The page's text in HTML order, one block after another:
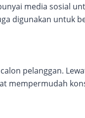
media sosial
digunakan untuk
pelanggan.
mempermudah